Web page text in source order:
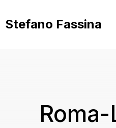
contenuto
Stefano Fassina